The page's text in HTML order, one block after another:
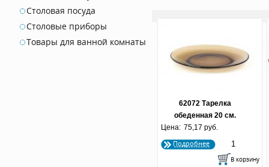
Столовая посуда
Столовые приборы
Товары для ванной комнаты
62072 Тарелка
обеденная 20 см.
BASILICO/ДЫМКА 1/6
Цена: 75,17 руб.
Подробнее